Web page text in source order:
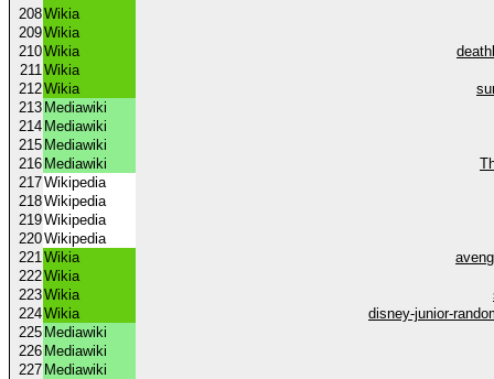
208Wikia
209Wikia
210Wikia
211Wikia
212Wikia
213 Mediawiki
214 Mediawiki
215 Mediawiki
216 Mediawiki
217Wikipedia
218Wikipedia
219Wikipedia
220Wikipedia
221Wikia
222Wikia
223Wikia
224Wikia
disney-junior-
225 Mediawiki
226 Mediawiki
227 Mediawiki